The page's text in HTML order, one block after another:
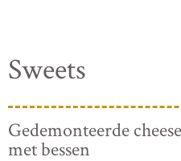
Sweets
Gedemonteerde
met bessen